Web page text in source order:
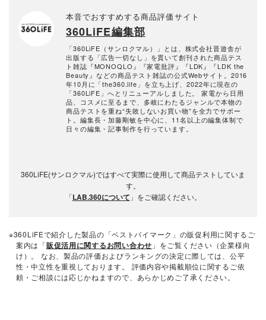
本音でおすすめする商品評価サイト
360LiFE編集部
「360LiFE（サンロクマル）」とは、株式会社晋遊舎が
出版する「広告一切なし」を貫いて創刊された商品テス
ト雑誌『MONOQLO』『家電批評』『LDK』『LDK the
Beauty』などの商品テスト雑誌の公式Webサイト。2016
年10月に「the360.life」を立ち上げ、2022年に現在の
「360LiFE」へとリニューアルしました。 家電から日用
品、コスメに至るまで、多岐にわたるジャンルで本物の
商品テストを重ね“失敗しないお買い物”を全力でサポー
ト。編集長・加藤剛敏を中心に、11名以上の編集体制で
日々の編集・記事制作を行っています。
360LiFE(サンロクマル)ではすべて実際に使用して商品テストしていま
す。
「LAB.360について 」をご確認ください。
※360LiFEで紹介した製品の「ベストバイマーク」の販促利用に関するご
案内は「販促活用に関するお問い合わせ 」をご覧ください（企業様向
け）。 なお、製品の評価およびランキングの決定に際しては、公平
性・中立性を重視しております。 評価内容や掲載順位に関するご依
頼・ご相談には応じかねますので、あらかじめご了承ください。